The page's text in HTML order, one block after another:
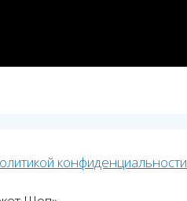
конфиденциальности